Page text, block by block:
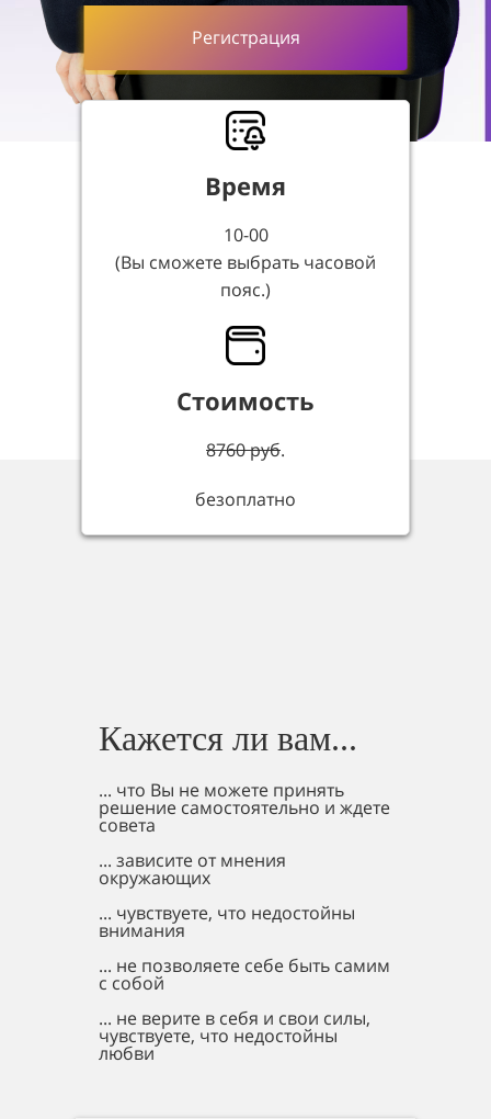
Время
10-00
(Вы сможете выбрать часовой
пояс.)
Стоимость
8760 руб.
безоплатно
Регистрация
Кажется ли вам...
... что Вы не можете принять
решение самостоятельно и ждете
совета
... зависите от мнения
окружающих
... чувствуете, что недостойны
внимания
... не позволяете себе быть самим
с собой
... не верите в себя и свои силы,
чувствуете, что недостойны
любви